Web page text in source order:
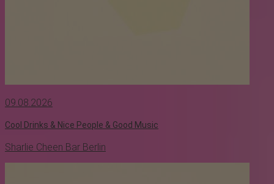
09.08.2026
Cool Drinks & Nice People & Good Music
Sharlie Cheen Bar Berlin